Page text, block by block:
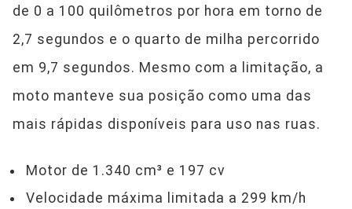
de 0 a 100 quilômetros por hora em torno de
2,7 segundos e o quarto de milha percorrido
em 9,7 segundos. Mesmo com a limitação, a
moto manteve sua posição como uma das
mais rápidas disponíveis para uso nas ruas.
Motor de 1.340 cm³ e 197 cv
Velocidade máxima limitada a 299 km/h